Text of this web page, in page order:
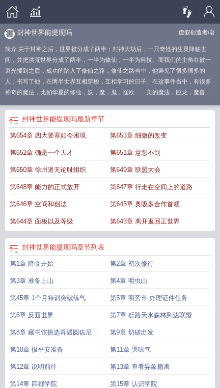
虚假创造者/著
封神世界能提现吗
简介:关于封神之后，世界被分成了两半：封神大劫后，一只奇怪的生灵降临世
间，并把洪荒世界分成了两半，一半为修仙，一半为科技。而我们的主角在被一
束光撞到之后，成功的踏入了修仙之路，修仙之路当中，他遇见了很多很多的
人，书写了他，在两半世界互相穿梭，互相学习的日子。在这事件当中，有很多
神奇的魔法，比如华夏的修仙，妖，魔，鬼，怪欧……美的魔法，巨龙，魔兽等
仙，一半为科技。而我们的主角在被一束光撞到之后，成功的踏入了修仙之路，
修仙之路当中，他遇见了很多很多的人，书写了他，在两半世界互相穿梭，互相
学习的日子。在这事件当中，有很多神奇的魔法，比如华夏的修仙，妖，魔，
东西，比如英灵，以及很多。本书涉及内容有点多，这里无法解释完，（请移到
本书内容观看）谢谢！！（为爱电，希望大家能接受，我也不确定第一次。干不
西，比如英灵，以及很多。本书涉及内容有点多，这里无法解释完，（请移到本
书内容观看）谢谢！！ 封神过后是什么 封神世界 封神世界观有多大
才封的封神世界天界封神世界真的可以赚钱吗封神世界观封神了是不是就活
了封神之后是什么封神世界多大封神世界2封神世界能领多少红包
封神世界能提现吗最新章节
第654章 四大要塞如今困境 第653章 细微的改变
第652章 确是一个天才 第651章 意想不到
第650章 徐州道无论耻组织 第649章 联盟大会
第648章 能力的正式放开 第647章 行走在空间上的道路
第646章 空间和创法 第645章 奥吸多合作首领
第644章 面板以及等级 第643章 离开返回正世界
封神世界能提现吗章节列表
第1章 降临开始 第2章 初次修行
第3章 准备上山 第4章 明虫山
第45章 1个月特训突破练气 第5章 明旁市 办理证件任务
第6章 反面世界 第7章 赶路天水森林到达联盟
第8章 藏书馆挑选再遇圆佐尼 第9章 切磋出发
第10章 报平安准备 第11章 哭叹气
第12章 说明前往 第13章 查看异象撤离
第14章 四都学院 第15章 认识学院